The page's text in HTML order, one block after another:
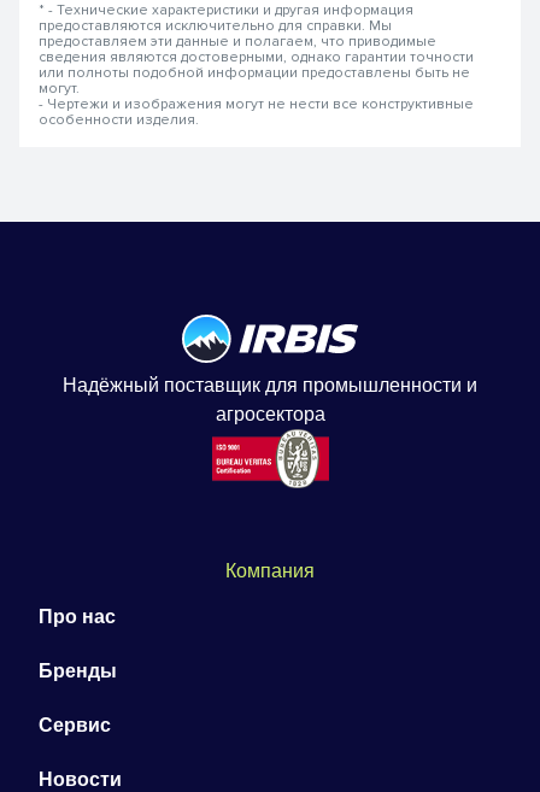
* - Технические характеристики и другая информация
предоставляются исключительно для справки. Мы
предоставляем эти данные и полагаем, что приводимые
сведения являются достоверными, однако гарантии точности
или полноты подобной информации предоставлены быть не
могут.
- Чертежи и изображения могут не нести все конструктивные
особенности изделия.
Надёжный поставщик для промышленности и
агросектора
Компания
Про нас
Бренды
Сервис
Новости